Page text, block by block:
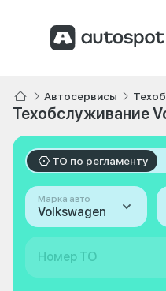
Автосервисы
Техобслуживание
ТО по регламенту
Марка авто
Volkswagen
Номер ТО